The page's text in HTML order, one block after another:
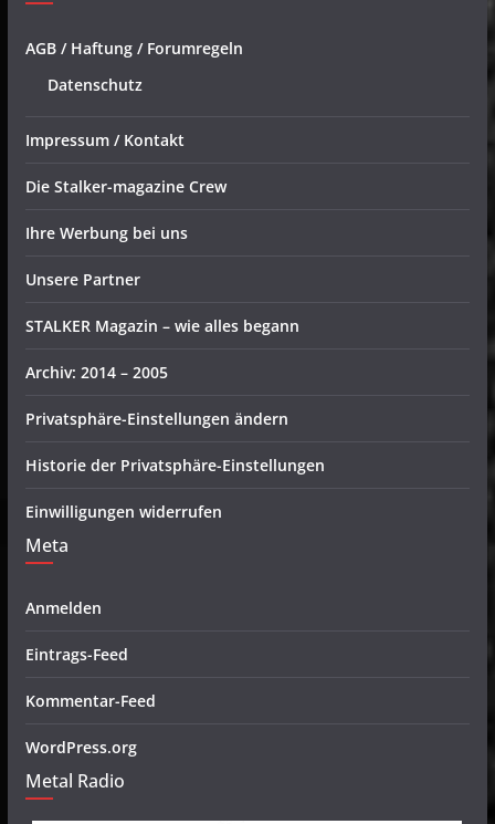
AGB / Haftung / Forumregeln
Datenschutz
Impressum / Kontakt
Die Stalker-magazine Crew
Ihre Werbung bei uns
Unsere Partner
STALKER Magazin – wie alles begann
Archiv: 2014 – 2005
Privatsphäre-Einstellungen ändern
Historie der Privatsphäre-Einstellungen
Einwilligungen widerrufen
Meta
Anmelden
Eintrags-Feed
Kommentar-Feed
WordPress.org
Metal Radio